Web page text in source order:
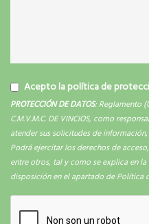
Acepto la política de
PROTECCIÓN DE DATOS: Reglamento
C.M.V.M.C. DE VINCIOS, como
atender sus solicitudes de
Podrá ejercitar los derechos de
entre otros, tal y como se explica en
disposición en el apartado de Política